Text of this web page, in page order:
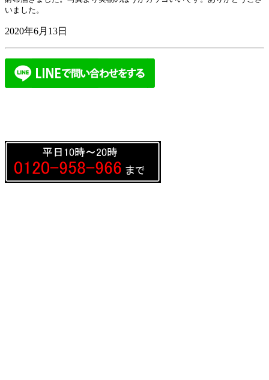
いました。
2020年6月13日